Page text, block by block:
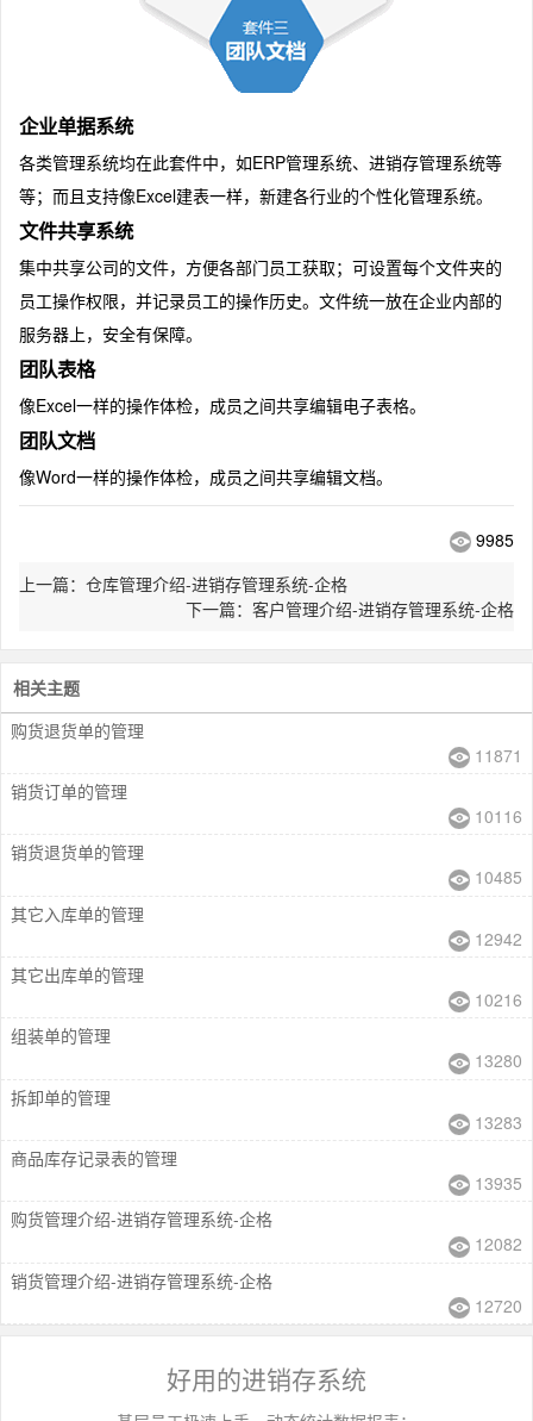
企业单据系统
各类管理系统均在此套件中，如ERP管理系统、进销存管理系统等
等；而且支持像Excel建表一样，新建各行业的个性化管理系统。
文件共享系统
集中共享公司的文件，方便各部门员工获取；可设置每个文件夹的
员工操作权限，并记录员工的操作历史。文件统一放在企业内部的
服务器上，安全有保障。
团队表格
像Excel一样的操作体检，成员之间共享编辑电子表格。
团队文档
像Word一样的操作体检，成员之间共享编辑文档。
9985
上一篇：仓库管理介绍-进销存管理系统-企格
下一篇：客户管理介绍-进销存管理系统-企格
相关主题
购货退货单的管理
11871
销货订单的管理
10116
销货退货单的管理
10485
其它入库单的管理
12942
其它出库单的管理
10216
组装单的管理
13280
拆卸单的管理
13283
商品库存记录表的管理
13935
购货管理介绍-进销存管理系统-企格
12082
销货管理介绍-进销存管理系统-企格
12720
好用的进销存系统